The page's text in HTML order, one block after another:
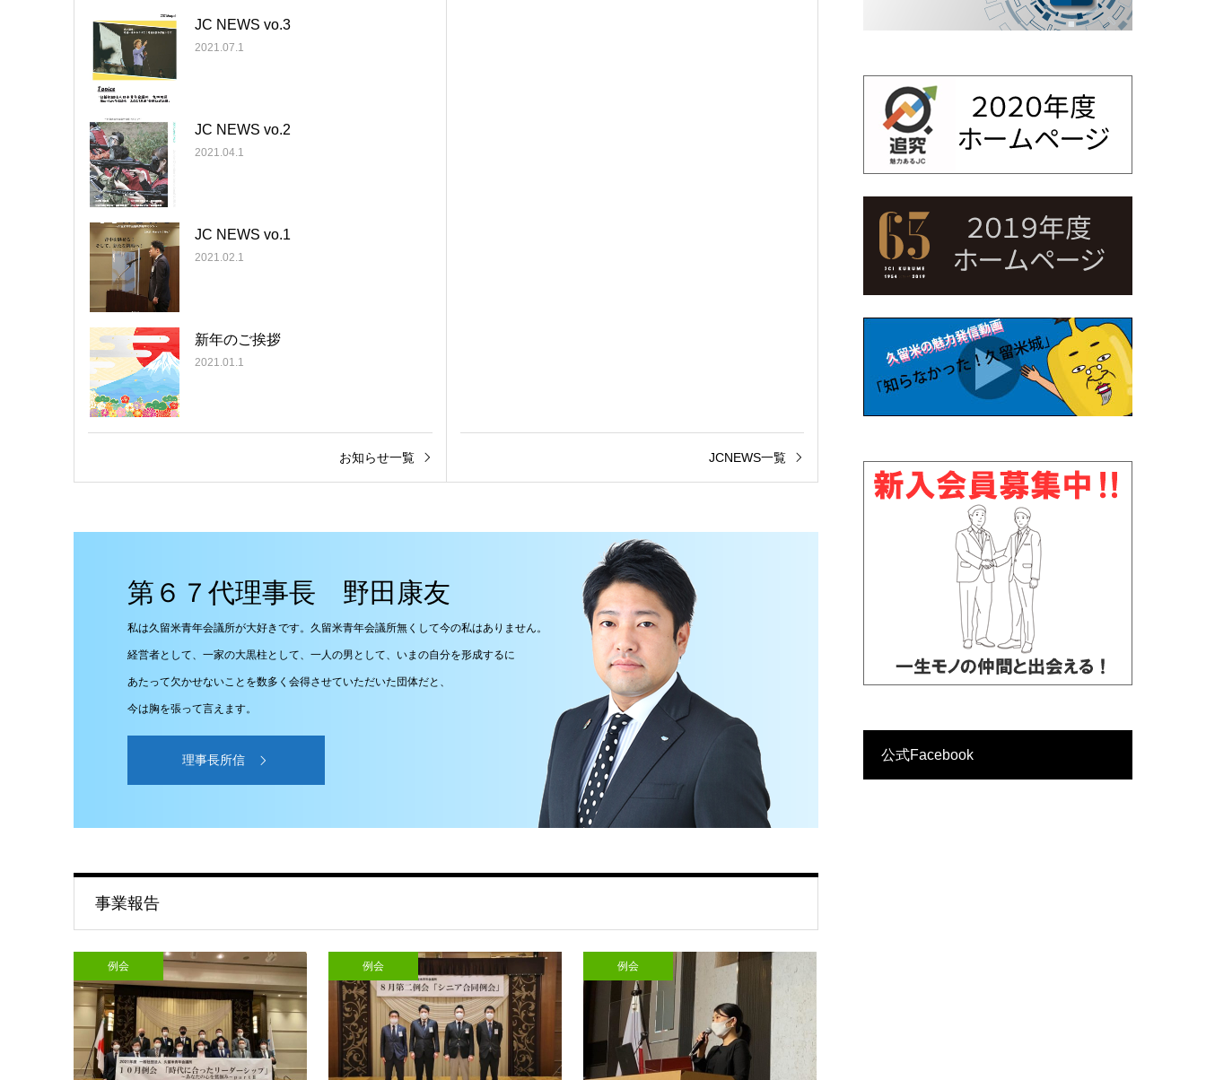
JC NEWS vo.3
2021.07.1
JC NEWS vo.2
2021.04.1
JC NEWS vo.1
2021.02.1
新年のご挨拶
2021.01.1
お知らせ一覧 JCNEWS一覧
第６７代理事長 野田康友
私は久留米青年会議所が大好きです。久留米青年会議所無くして今の私はありません。
経営者として、一家の大黒柱として、一人の男として、いまの自分を形成するに
あたって欠かせないことを数多く会得させていただいた団体だと、
今は胸を張って言えます。
理事長所信
事業報告
例会 例会 例会
公式Facebook